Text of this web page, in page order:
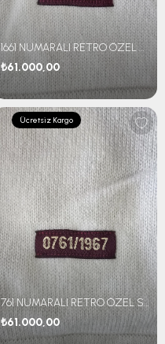
1661 NUMARALI RETRO ÖZEL SET
₺61.000,00
761 NUMARALI RETRO ÖZEL SET
₺61.000,00
Ücretsiz Kargo